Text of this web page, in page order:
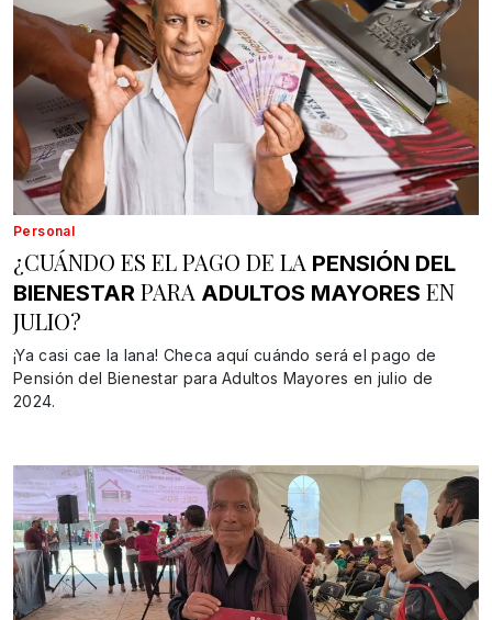
Personal
¿CUÁNDO ES EL PAGO DE LA PENSIÓN DEL
BIENESTAR PARA ADULTOS MAYORES EN
JULIO?
¡Ya casi cae la lana! Checa aquí cuándo será el pago de
Pensión del Bienestar para Adultos Mayores en julio de
2024.